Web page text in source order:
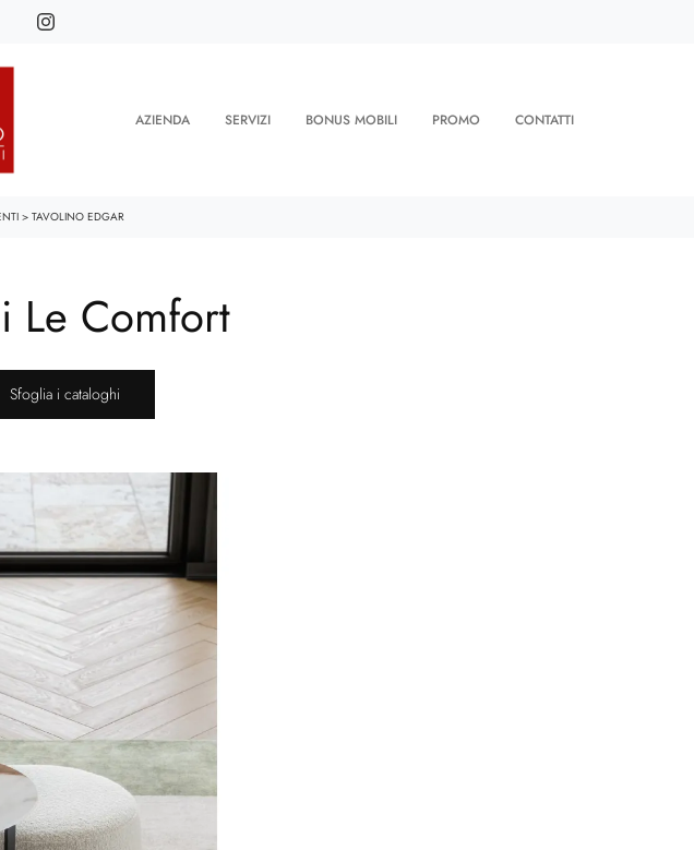
AZIENDA SERVIZI BONUS MOBILI PROMO CONTATTI
> TAVOLINO EDGAR
Le Comfort
Sfoglia i cataloghi